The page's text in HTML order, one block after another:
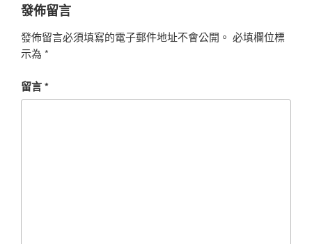
發佈留言
發佈留言必須填寫的電子郵件地址不會公開。 必填欄位標
示為 *
留言*